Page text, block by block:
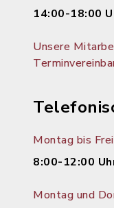
14:00-18:00
Unsere
Montag bis
8:00-12:00
Montag und